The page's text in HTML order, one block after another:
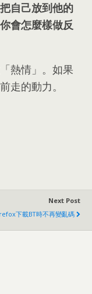
把自己放到他的
你會怎麼樣做反
熱情」 。 如果
走的動力。
Next Post
下載BT時不再變亂碼